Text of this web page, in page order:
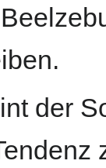
der